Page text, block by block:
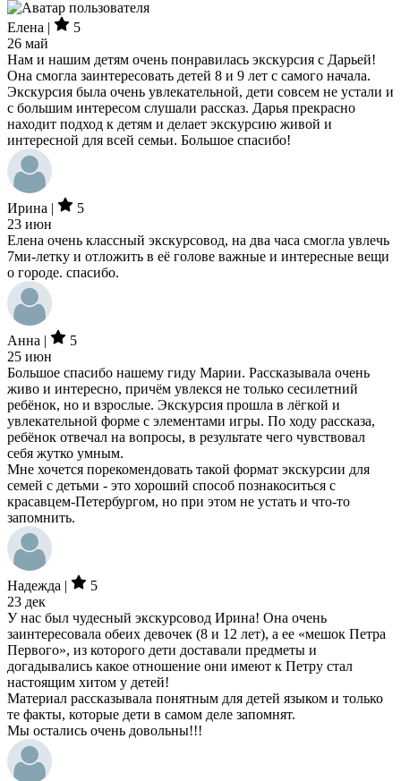
Елена |
5
26 май
Нам и нашим детям очень понравилась экскурсия с Дарьей!
Она смогла заинтересовать детей 8 и 9 лет с самого начала.
Экскурсия была очень увлекательной, дети совсем не устали и
с большим интересом слушали рассказ. Дарья прекрасно
находит подход к детям и делает экскурсию живой и
интересной для всей семьи. Большое спасибо!
Ирина |
5
23 июн
Елена очень классный экскурсовод, на два часа смогла увлечь
7ми-летку и отложить в её голове важные и интересные вещи
о городе. спасибо.
Анна |
5
25 июн
Большое спасибо нашему гиду Марии. Рассказывала очень
живо и интересно, причём увлекся не только сесилетний
ребёнок, но и взрослые. Экскурсия прошла в лёгкой и
увлекательной форме с элементами игры. По ходу рассказа,
ребёнок отвечал на вопросы, в результате чего чувствовал
себя жутко умным.
Мне хочется порекомендовать такой формат экскурсии для
семей с детьми - это хороший способ познакоситься с
красавцем-Петербургом, но при этом не устать и что-то
запомнить.
Надежда |
5
23 дек
У нас был чудесный экскурсовод Ирина! Она очень
заинтересовала обеих девочек (8 и 12 лет), а ее «мешок Петра
Первого», из которого дети доставали предметы и
догадывались какое отношение они имеют к Петру стал
настоящим хитом у детей!
Материал рассказывала понятным для детей языком и только
те факты, которые дети в самом деле запомнят.
Мы остались очень довольны!!!